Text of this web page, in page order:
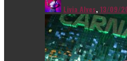
Livia Alves,13/09/